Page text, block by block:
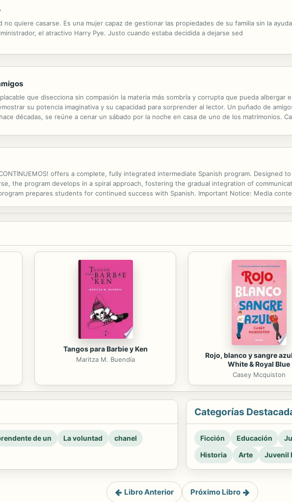
no quiere casarse. Es una mujer capaz de gestionar las propiedades de su familia sin la
el atractivo Harry Pye. Justo cuando estaba decidida a dejarse sed
que disecciona sin compasión la materia más sombría y corrupta que pueda albergar
su potencia imaginativa y su capacidad para sorprender al lector. Un puñado de
décadas, se reúne a cenar un sábado por la noche en casa de uno de los matrimonios.
offers a complete, fully integrated intermediate Spanish program. Designed
the program develops in a spiral approach, fostering the gradual integration of
prepares students for continued success with Spanish. Important Notice: Media
Tangos para Barbie y Ken
Maritza M. Buendía
Rojo, blanco y sangre
White & Royal Blue
Casey Mcquiston
de un La voluntad
chanel
Categorías
Ficción Educación
Historia
Arte Juvenil
Libro Anterior Próximo Libro